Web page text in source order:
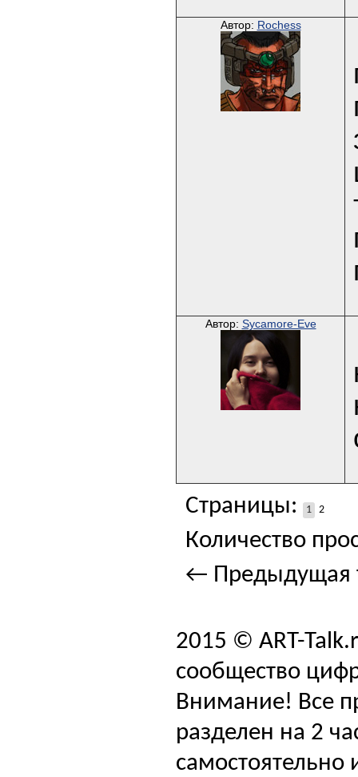
Автор: Rochess
Автор: Sycamore-Eve
Страницы: 1 2
Количество
← Предыдущая
2015 © ART-
сообщество
Внимание! Все
разделен на 2
самостоятельно